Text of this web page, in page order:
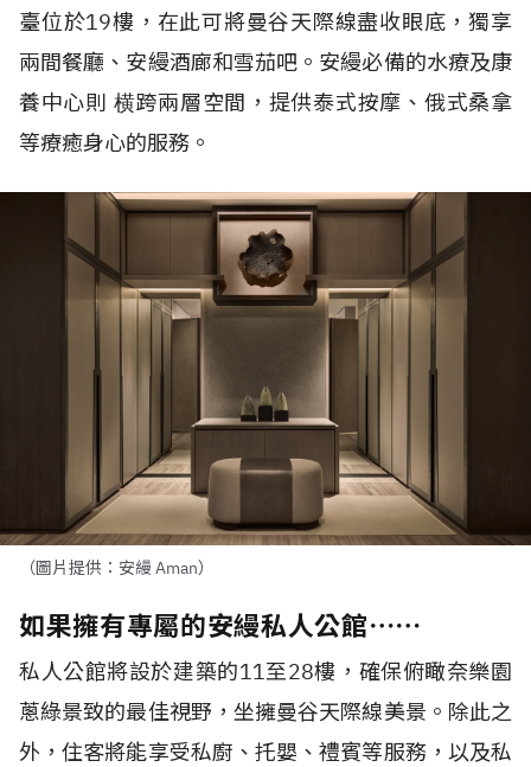
臺位於19樓，在此可將曼谷天際線盡收眼底，獨享
兩間餐廳、安縵酒廊和雪茄吧。安縵必備的水療及康
養中心則 横跨兩層空間，提供泰式按摩、俄式桑拿
等療癒身心的服務。
（圖片提供：安縵 Aman）
如果擁有專屬的安縵私人公館⋯⋯
私人公館將設於建築的11至28樓，確保俯瞰奈樂園
蔥綠景致的最佳視野，坐擁曼谷天際線美景。除此之
外，住客將能享受私廚、托嬰、禮賓等服務，以及私